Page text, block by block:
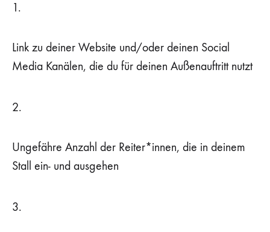
1.
Link zu deiner Website und/oder deinen Social
Media Kanälen, die du für deinen Außenauftritt nutzt
2.
Ungefähre Anzahl der Reiter*innen, die in deinem
Stall ein- und ausgehen
3.